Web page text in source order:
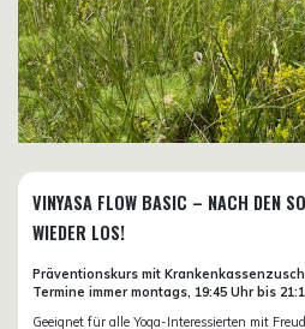
VINYASA FLOW BASIC – NACH DEN
WIEDER LOS!
Präventionskurs mit
Termine immer montags, 19:45 Uhr bis
Geeignet für alle Yoga-Interessierten mit